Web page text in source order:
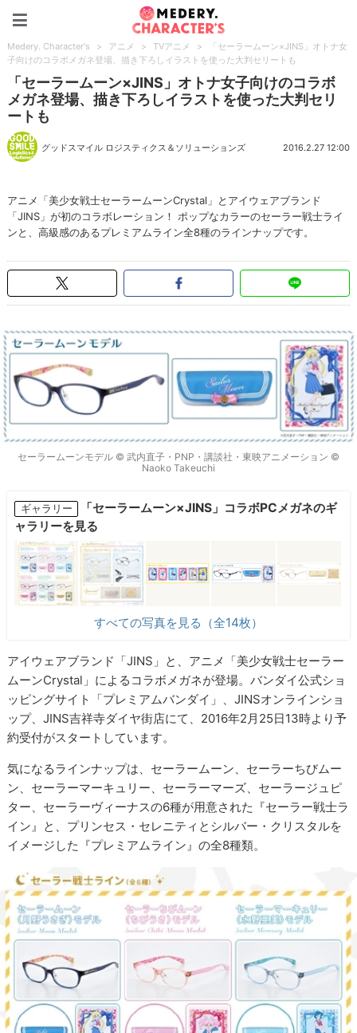
Medery. Character's > アニメ > TVアニメ >
「セーラームーン×JINS」オトナ女
子向けのコラボメガネ登場、描き下ろしイラストを使った大判セリートも
「セーラームーン×JINS」オトナ女子向けのコラボ
メガネ登場、描き下ろしイラストを使った大判セリ
ートも
グッドスマイル ロジスティクス＆ソリューションズ 2016.2.27 12:00
アニメ「美少女戦士セーラームーンCrystal」とアイウェアブランド
「JINS」が初のコラボレーション！ ポップなカラーのセーラー戦士ライ
ンと、高級感のあるプレミアムライン全8種のラインナップです。
セーラームーンモデル © 武内直子・PNP・講談社・東映アニメーション ©
Naoko Takeuchi
ギャラリー
「セーラームーン×JINS」コラボPCメガネのギ
ャラリーを見る
すべての写真を見る（全14枚）
アイウェアブランド「JINS」と、アニメ「美少女戦士セーラー
ムーンCrystal」によるコラボメガネが登場。バンダイ公式ショ
ッピングサイト「プレミアムバンダイ」、JINSオンラインショ
ップ、JINS吉祥寺ダイヤ街店にて、2016年2月25日13時より予
約受付がスタートしています。
気になるラインナップは、セーラームーン、セーラーちびムー
ン、セーラーマーキュリー、セーラーマーズ、セーラージュピ
ター、セーラーヴィーナスの6種が用意された『セーラー戦士ラ
イン』と、プリンセス・セレニティとシルバー・クリスタルを
イメージした『プレミアムライン』の全8種類。